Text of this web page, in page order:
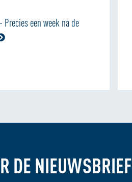
Precies een week na de
DE NIEUWSBRIEF